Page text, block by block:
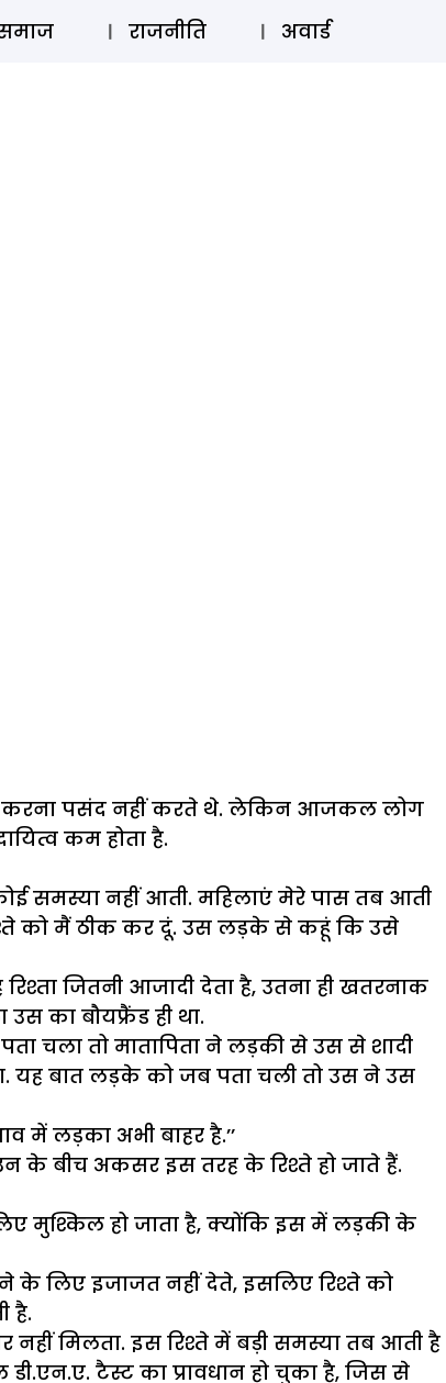
लॉग इन ⚲ SUBSCRIBE
राजनीति अवार्ड
करना पसंद नहीं करते थे. लेकिन आजकल लोग
कम होता है.
समस्या नहीं आती. महिलाएं मेरे पास तब आती
को मैं ठीक कर दूं. उस लड़के से कहूं कि उसे
जितनी आजादी देता है, उतना ही खतरनाक
का बौयफ्रैंड ही था.
चला तो मातापिता ने लड़की से उस से शादी
बात लड़के को जब पता चली तो उस ने उस
में लड़का अभी बाहर है.’’
के बीच अकसर इस तरह के रिश्ते हो जाते हैं.
मुश्किल हो जाता है, क्योंकि इस में लड़की के
के लिए इजाजत नहीं देते, इसलिए रिश्ते को
है.
नहीं मिलता. इस रिश्ते में बड़ी समस्या तब आती है
टैस्ट का प्रावधान हो चुका है, जिस से